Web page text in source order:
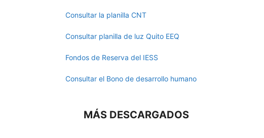
Consultar la planilla CNT
Consultar planilla de luz Quito EEQ
Fondos de Reserva del IESS
Consultar el Bono de desarrollo humano
MÁS DESCARGADOS